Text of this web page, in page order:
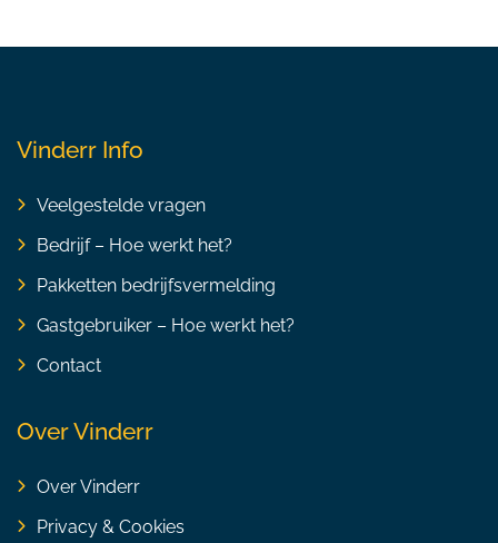
Vinderr Info
Veelgestelde vragen
Bedrijf – Hoe werkt het?
Pakketten bedrijfsvermelding
Gastgebruiker – Hoe werkt het?
Contact
Over Vinderr
Over Vinderr
Privacy & Cookies